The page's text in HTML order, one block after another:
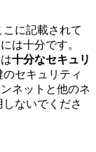
に記載されて
は十分です。
十分なセキュリ
セキュリティ
ネットと他のネ
ないでくださ